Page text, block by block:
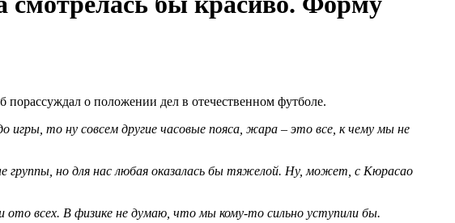
о положении дел в отечественном футболе.
то ну совсем другие часовые пояса, жара – это все, к чему мы не
но для нас любая оказалась бы тяжелой. Ну, может, с Кюрасао
всех. В физике не думаю, что мы кому-то сильно уступили бы.